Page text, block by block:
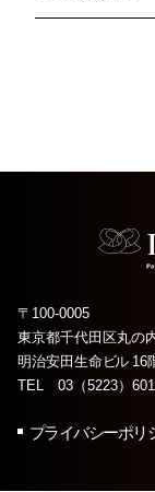
〒100-0005
東京都千代田区丸の
明治安田生命 ビル16
TEL 03（5223）
プライバシーポリ